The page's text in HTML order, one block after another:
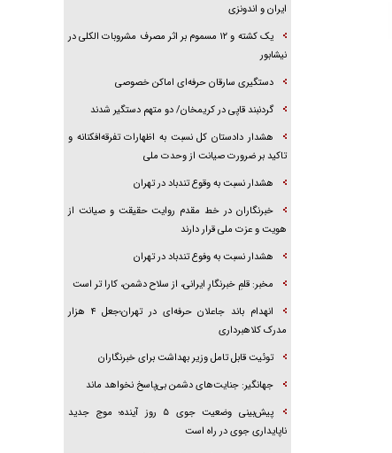
ایران و اندونزی
یک کشته و ۱۲ مسموم بر اثر مصرف مشروبات الکلی در
نیشابور
دستگیری سارقان حرفه‌ای اماکن خصوصی
گردنبند قاپی در کریمخان/ دو متهم دستگیر شدند
هشدار دادستان کل نسبت به اظهارات تفرقه‌افکنانه و
تاکید بر ضرورت صیانت از وحدت ملی
هشدار نسبت به وقوع تندباد در تهران
خبرنگاران در خط مقدم روایت حقیقت و صیانت از
هویت و عزت ملی قرار دارند
هشدار نسبت به وفوع تندباد در تهران
مخبر: قلمِ خبرنگارِ ایرانی، از سلاح دشمن، کارا تر است
انهدام باند جاعلان حرفه‌ای در تهران؛جعل ۴ هزار
مدرک کلاهبرداری
توئیت قابل تامل وزیر بهداشت برای خبرنگاران
جهانگیر: جنایت‌های دشمن بی‌پاسخ نخواهد ماند
پیش‌بینی وضعیت جوی ۵ روز آینده؛ موج جدید
ناپایداری جوی در راه است